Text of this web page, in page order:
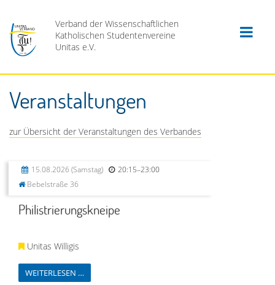
Verband der Wissenschaftlichen
Katholischen Studentenvereine
Unitas e.V.
Veranstaltungen
zur Übersicht der Veranstaltungen des Verbandes
15.08.2026 (Samstag)
20:15–23:00
Bebelstraße 36
Philistrierungskneipe
Unitas Willigis
WEITERLESEN …